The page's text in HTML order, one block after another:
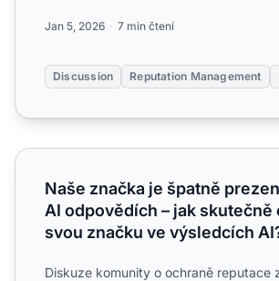
Jan 5, 2026 7 min čtení
Discussion Reputation Management
Naše značka je špatně prezentována
Naše značka je špatně
AI odpovědích – jak skutečně
svou značku ve výsledcích
Diskuze komunity o ochraně reputace